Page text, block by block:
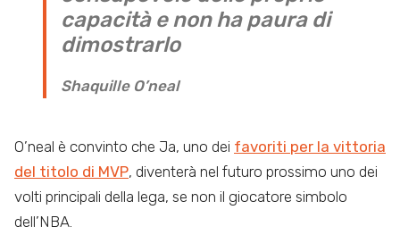
capacità e non ha paura di
dimostrarlo
Shaquille O’neal
O’neal è convinto che Ja, uno dei favoriti per la vittoria
del titolo di MVP, diventerà nel futuro prossimo uno dei
volti principali della lega, se non il giocatore simbolo
dell’NBA.